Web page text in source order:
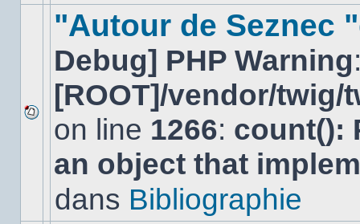
Aucun
nouveau
message
non-
dans
"Autour de Seznec
Debug] PHP Warning
[ROOT]/vendor/
on line 1266: count():
an object that
dans Bibliographie